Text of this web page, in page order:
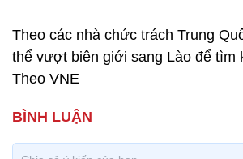
Theo các nhà chức trách Trung
thể vượt biên giới sang Lào để tìm
Theo VNE